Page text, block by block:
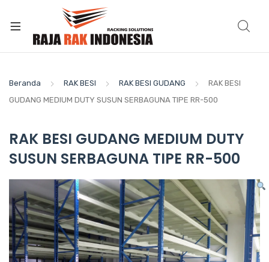
Beranda RAK BESI RAK BESI GUDANG
RAK BESI
GUDANG MEDIUM DUTY SUSUN SERBAGUNA TIPE RR-500
RAK BESI GUDANG MEDIUM DUTY
SUSUN SERBAGUNA TIPE RR-500